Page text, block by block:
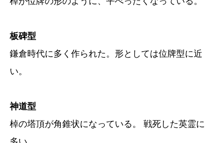
板碑型
鎌倉時代に多く作られた。形としては位牌型に近
い。
神道型
棹の塔頂が角錐状になっている。 戦死した英霊に